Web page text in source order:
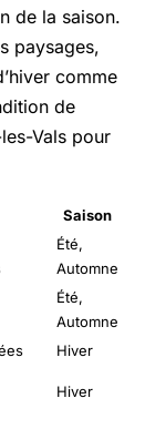
de la saison.
paysages,
comme
de
Vals pour
Saison
Été,
Automne
Été,
Automne
Hiver
Hiver